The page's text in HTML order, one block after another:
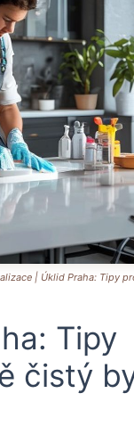
| Úklid Praha: Tipy
Tipy
čistý